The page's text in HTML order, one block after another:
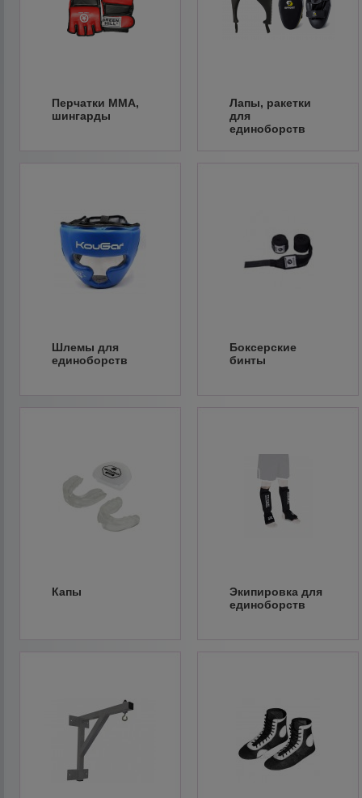
Перчатки ММА,
шингарды
Лапы, ракетки
для
единоборств
Шлемы для
единоборств
Боксерские
бинты
Капы
Экипировка для
единоборств